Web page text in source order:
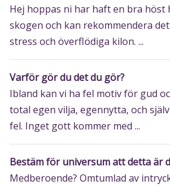
Hej hoppas ni har haft en bra höst
skogen och kan rekommendera
stress och överflödiga kilon. ...
Varför gör du det du gör?
Ibland kan vi ha fel motiv för gud
total egen vilja, egennytta, och
fel. Inget gott kommer med ...
Bestäm för universum att detta är
Medberoende? Omtumlad av